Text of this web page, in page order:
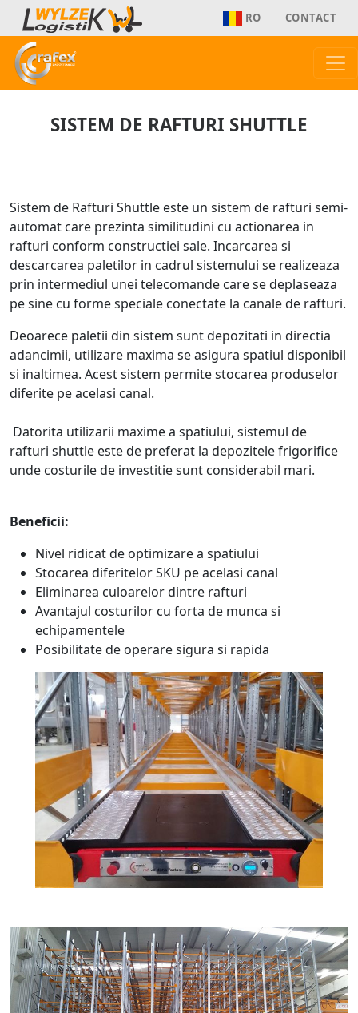
RO CONTACT
SISTEM DE RAFTURI SHUTTLE
Sistem de Rafturi Shuttle este un sistem de rafturi semi-
automat care prezinta similitudini cu actionarea in
rafturi conform constructiei sale. Incarcarea si
descarcarea paletilor in cadrul sistemului se realizeaza
prin intermediul unei telecomande care se deplaseaza
pe sine cu forme speciale conectate la canale de rafturi.
Deoarece paletii din sistem sunt depozitati in directia
adancimii, utilizare maxima se asigura spatiul disponibil
si inaltimea. Acest sistem permite stocarea produselor
diferite pe acelasi canal.
Datorita utilizarii maxime a spatiului, sistemul de
rafturi shuttle este de preferat la depozitele frigorifice
unde costurile de investitie sunt considerabil mari.
Beneficii:
Nivel ridicat de optimizare a spatiului
Stocarea diferitelor SKU pe acelasi canal
Eliminarea culoarelor dintre rafturi
Avantajul costurilor cu forta de munca si
echipamentele
Posibilitate de operare sigura si rapida